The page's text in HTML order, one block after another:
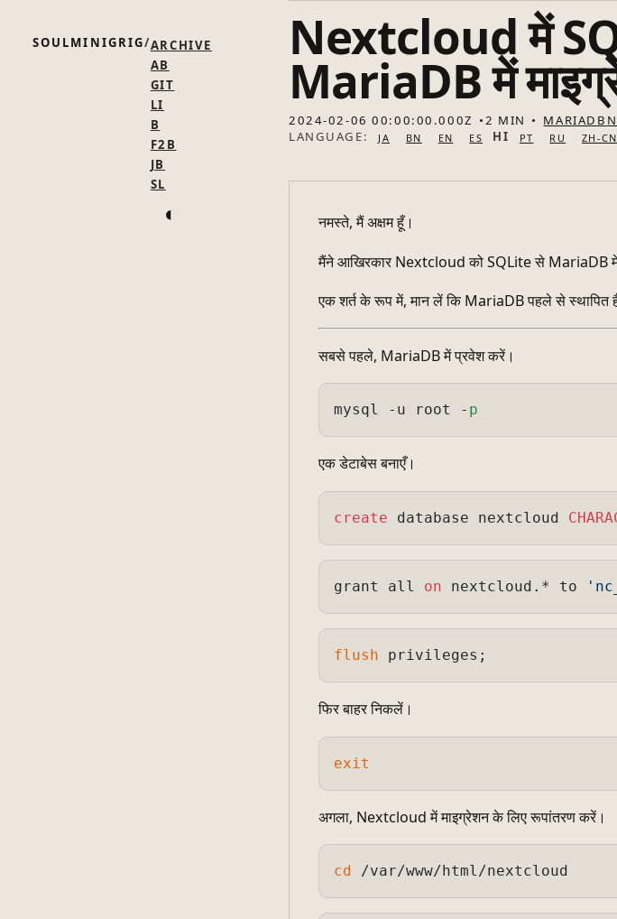
SOULMINIGRIG ARCHIVE
AB
GIT
LI
B
F2B
JB
SL
◐
Nextcloud में
MariaDB में
2024-02-06 00:00:00.000Z 2 MIN MARIADB
LANGUAGE:
JA BN EN ES HI PT RU ZH-CN
नमस्ते, मैं अक्षम हूँ।
मैंने आखिरकार Nextcloud को SQLite से MariaDB में
एक शर्त के रूप में, मान लें कि MariaDB पहले से स्थापित
सबसे पहले, MariaDB में प्रवेश करें।
mysql -u root - p
एक डेटाबेस बनाएँ।
create database nextcloud
grant all on nextcloud.* to
flush
फिर बाहर निकलें।
exit
अगला, Nextcloud में माइग्रेशन के लिए रूपांतरण करें।
cd